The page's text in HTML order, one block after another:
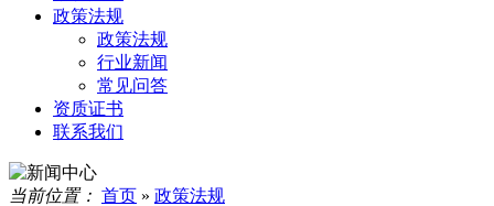
政策法规
政策法规
行业新闻
常见问答
资质证书
联系我们
当前位置： 首页 » 政策法规